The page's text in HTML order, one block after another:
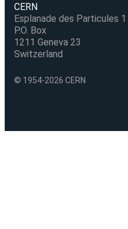
CERN
Esplanade des Particules 1
P.O. Box
1211 Geneva 23
Switzerland
© 1954-2026 CERN